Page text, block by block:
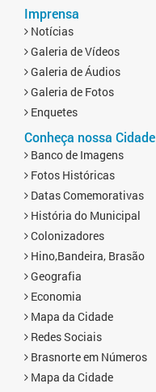
Imprensa
Notícias
Galeria de Vídeos
Galeria de Áudios
Galeria de Fotos
Enquetes
Conheça nossa Cidade
Banco de Imagens
Fotos Históricas
Datas Comemorativas
História do Municipal
Colonizadores
Hino,Bandeira, Brasão
Geografia
Economia
Mapa da Cidade
Redes Sociais
Brasnorte em Números
Mapa da Cidade